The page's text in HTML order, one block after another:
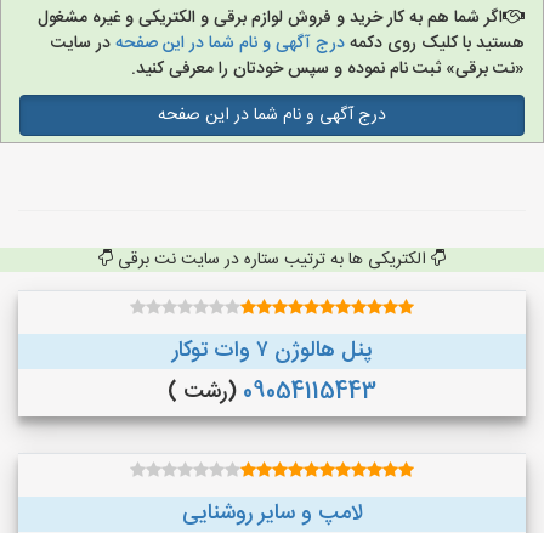
اگر شما هم به کار خرید و فروش لوازم برقی و الکتریکی و غیره مشغول
هستید با کلیک روی دکمهدرج آگهی و نام شما در این صفحهدر سایت
«نت برقی» ثبت نام نموده و سپس خودتان را معرفی کنید.
درج آگهی و نام شما در این صفحه
الکتریکی ها به ترتیب ستاره در سایت نت برقی
پنل هالوژن ۷ وات توکار
09054115443 (رشت )
لامپ و سایر روشنایی